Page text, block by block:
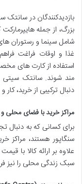
بازدیدکنندگان در
بزرگ، از جمله
شامل سینما و رستوران
غذا و اوقات فراغت
استفاده از کارت های
مند شوند. سانتک
دنبال ترکیبی از خرید،
مراکز خرید با فضای
برای کسانی که به دنبال
سنگاپور هستند، مراکز
علاوه بر ارائه کالا با
سبک زندگی محلی را نیز